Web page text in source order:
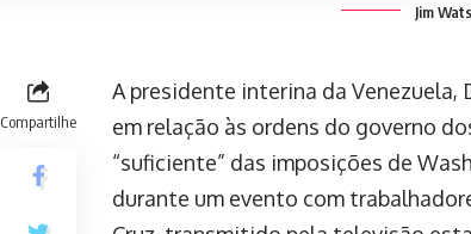
Jim
Compartilhe
A presidente interina da
em relação às ordens do governo
“suficiente” das imposições de
durante um evento com